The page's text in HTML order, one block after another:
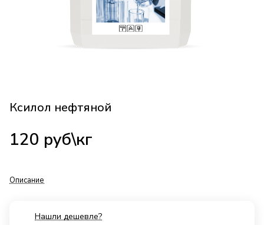
Ксилол нефтяной
120 руб\кг
Описание
Нашли дешевле?